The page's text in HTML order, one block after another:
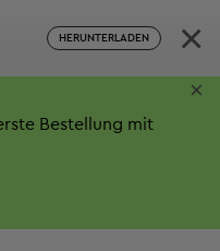
HERUNTERLADEN ×
Bestellung mit
×